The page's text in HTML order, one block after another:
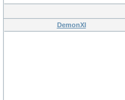
DemonXI